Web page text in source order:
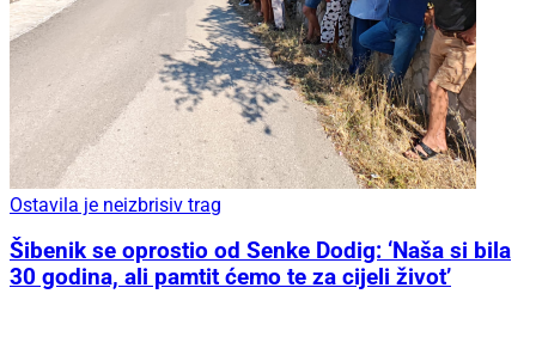
Ostavila je neizbrisiv trag
Šibenik se oprostio od Senke Dodig: ‘Naša si bila
30 godina, ali pamtit ćemo te za cijeli život’